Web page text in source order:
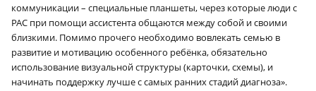
коммуникации – специальные планшеты, через которые люди с
РАС при помощи ассистента общаются между собой и своими
близкими. Помимо прочего необходимо вовлекать семью в
развитие и мотивацию особенного ребёнка, обязательно
использование визуальной структуры (карточки, схемы), и
начинать поддержку лучше с самых ранних стадий диагноза».